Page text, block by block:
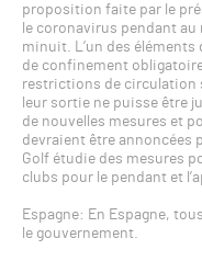
proposition faite par le
le coronavirus pendant
minuit. L’un des éléments
de confinement
restrictions de circulation
leur sortie ne puisse être
de nouvelles mesures et
devraient être annoncées
Golf étudie des mesures
clubs pour le pendant et
Espagne: En Espagne,
le gouvernement.